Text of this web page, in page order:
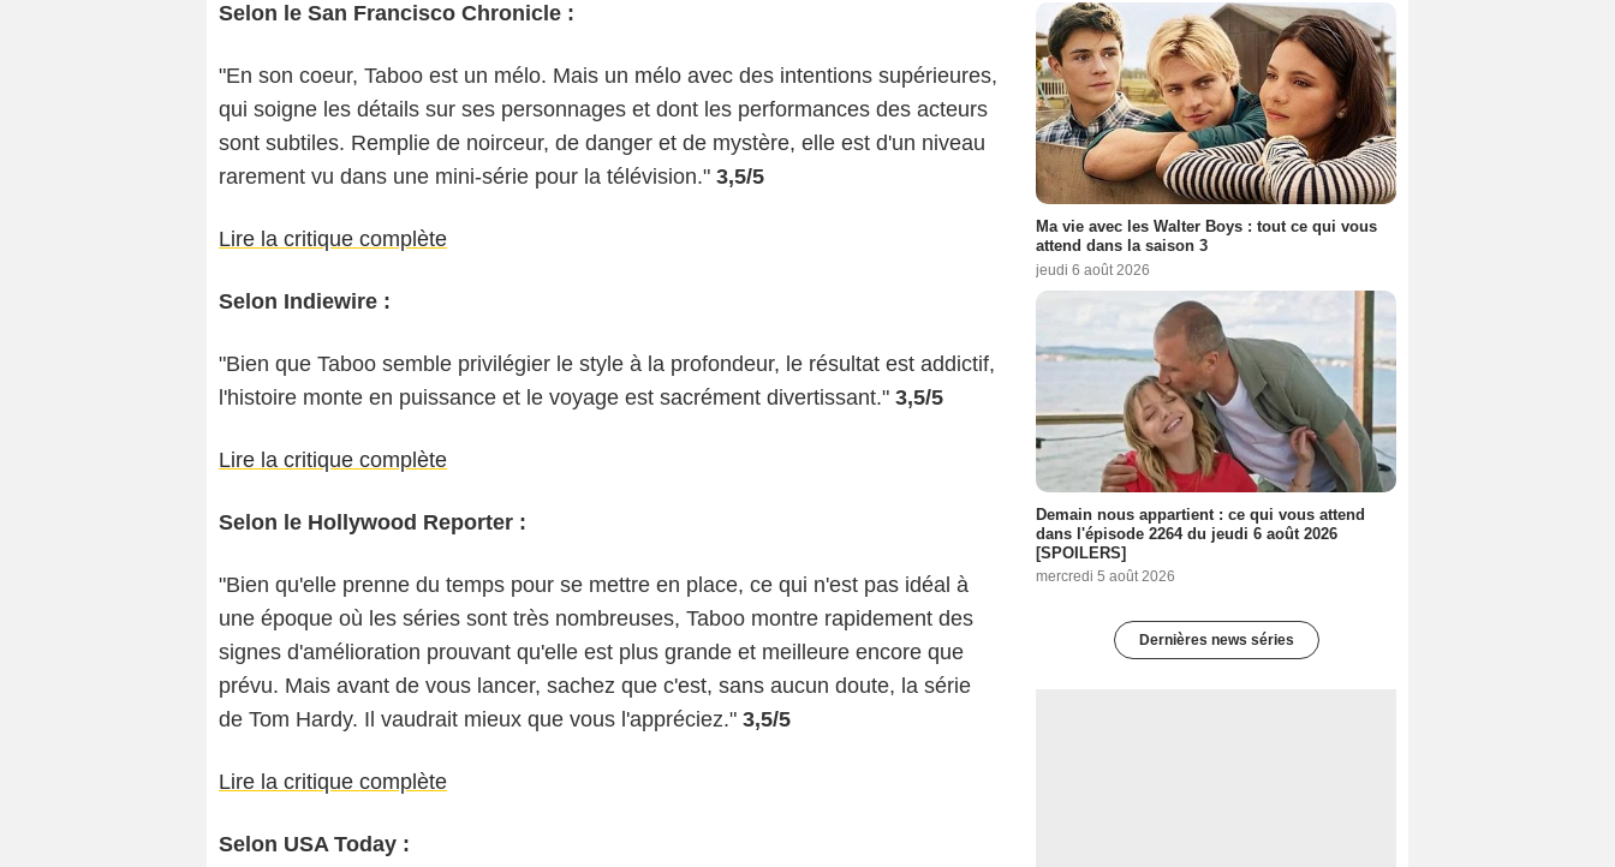
Selon le San Francisco Chronicle :
"En son coeur, Taboo est un mélo. Mais un mélo avec des intentions supérieures,
qui soigne les détails sur ses personnages et dont les performances des acteurs
sont subtiles. Remplie de noirceur, de danger et de mystère, elle est d'un niveau
rarement vu dans une mini-série pour la télévision." 3,5/5
Lire la critique complète
Selon Indiewire :
"Bien que Taboo semble privilégier le style à la profondeur, le résultat est addictif,
l'histoire monte en puissance et le voyage est sacrément divertissant." 3,5/5
Lire la critique complète
Selon le Hollywood Reporter :
"Bien qu'elle prenne du temps pour se mettre en place, ce qui n'est pas idéal à
une époque où les séries sont très nombreuses, Taboo montre rapidement des
signes d'amélioration prouvant qu'elle est plus grande et meilleure encore que
prévu. Mais avant de vous lancer, sachez que c'est, sans aucun doute, la série
de Tom Hardy. Il vaudrait mieux que vous l'appréciez." 3,5/5
Lire la critique complète
Selon USA Today :
Ma vie avec les Walter Boys : tout ce qui vous
attend dans la saison 3
jeudi 6 août 2026
Demain nous appartient : ce qui vous attend
dans l'épisode 2264 du jeudi 6 août 2026
[SPOILERS]
mercredi 5 août 2026
Dernières news séries